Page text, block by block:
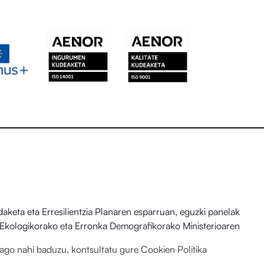
eta Erresilientzia Planaren esparruan, eguzki panelak
eta Erronka Demografikorako Ministerioaren
nahi baduzu, kontsultatu gure Cookien Politika